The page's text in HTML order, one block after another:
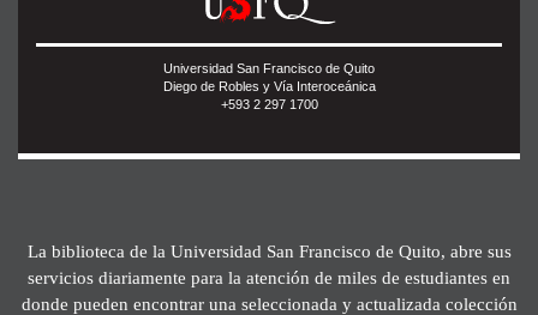
Universidad San Francisco de Quito
Diego de Robles y Vía Interoceánica
+593 2 297 1700
La biblioteca de la Universidad San Francisco de Quito, abre sus
servicios diariamente para la atención de miles de estudiantes en
donde pueden encontrar una seleccionada y actualizada colección